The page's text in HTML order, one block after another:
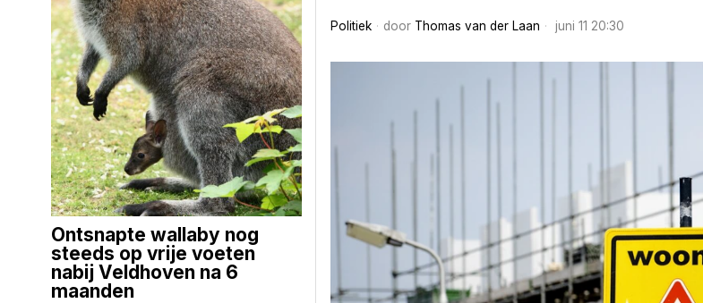
Politiek door Thomas van der Laan juni 11 20:30
Ontsnapte wallaby nog
steeds op vrije voeten
nabij Veldhoven na 6
maanden